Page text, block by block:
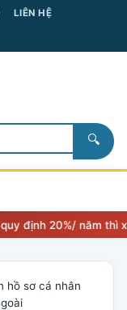
LIÊN HỆ
🔍
năm thì xử lý như
hồ sơ cá nhân